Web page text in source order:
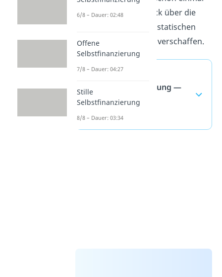
einen kurzen Überblick über die
Rechenverfahren der statischen
Investitionsrechnung verschaffen.
Statische
Investitionsrechnung —
häufigste Fragen
(ausklappen)
6/8 – Dauer: 02:48
Offene
Selbstfinanzierung
7/8 – Dauer: 04:27
Stille
Selbstfinanzierung
8/8 – Dauer: 03:34